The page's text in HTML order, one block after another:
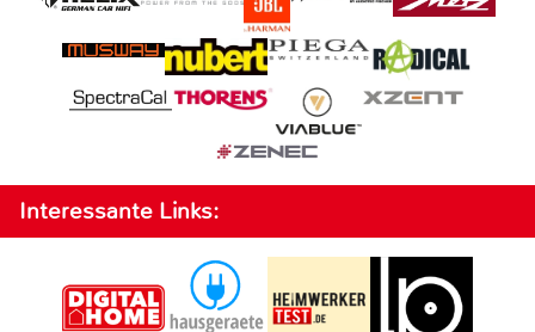
Interessante Links: